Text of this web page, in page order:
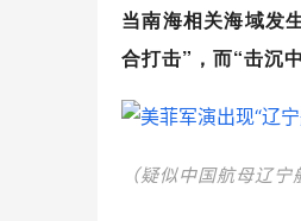
当南海相关海域发
合打击”，而“击沉
（疑似中国航母辽宁